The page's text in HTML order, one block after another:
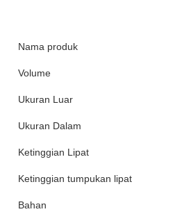
Nama produk
Volume
Ukuran Luar
Ukuran Dalam
Ketinggian Lipat
Ketinggian tumpukan lipat
Bahan